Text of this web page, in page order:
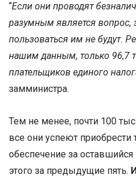
“Если они проводят
разумным является
пользоваться им не будут.
нашим данным, только 96,7
плательщиков единого
замминистра.
Тем не менее, почти 100
все они успеют приобрести
обеспечение за
этого за предыдущие пять.